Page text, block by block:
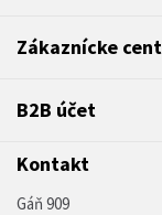
Zákaznícke
B2B účet
Kontakt
Gáň 909